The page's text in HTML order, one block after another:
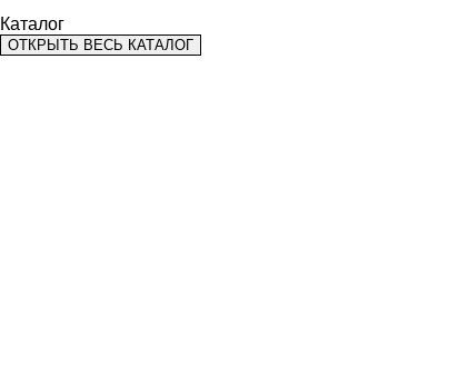
Каталог
ОТКРЫТЬ ВЕСЬ КАТАЛОГ